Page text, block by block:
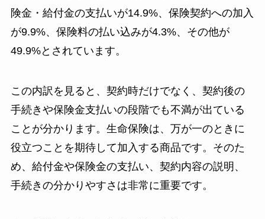
険金・給付金の支払いが14.9%、保険契約への加入
が9.9%、保険料の払い込みが4.3%、その他が
49.9%とされています。
この内訳を見ると、契約時だけでなく、契約後の
手続きや保険金支払いの段階でも不満が出ている
ことが分かります。生命保険は、万が一のときに
役立つことを期待して加入する商品です。そのた
め、給付金や保険金の支払い、契約内容の説明、
手続きの分かりやすさは非常に重要です。